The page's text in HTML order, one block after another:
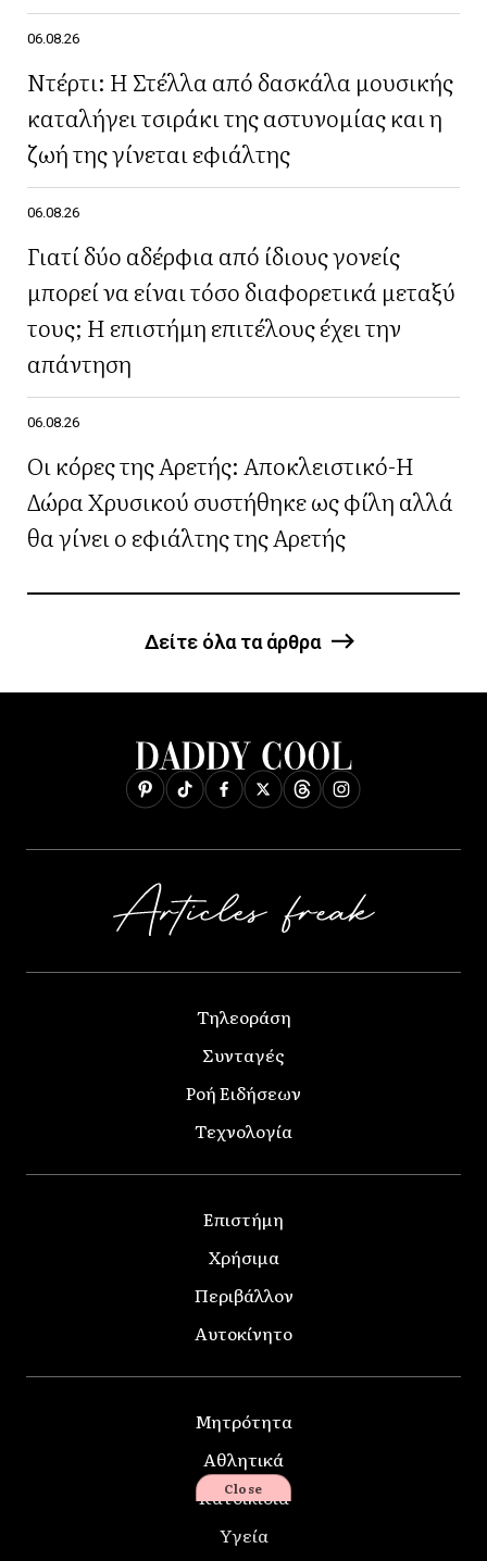
06.08.26
Ντέρτι: Η Στέλλα από δασκάλα μουσικής
καταλήγει τσιράκι της αστυνομίας και η
ζωή της γίνεται εφιάλτης
06.08.26
Γιατί δύο αδέρφια από ίδιους γονείς
μπορεί να είναι τόσο διαφορετικά μεταξύ
τους; Η επιστήμη επιτέλους έχει την
απάντηση
06.08.26
Οι κόρες της Αρετής: Αποκλειστικό-Η
Δώρα Χρυσικού συστήθηκε ως φίλη αλλά
θα γίνει ο εφιάλτης της Αρετής
Δείτε όλα τα άρθρα
Τηλεοράση
Συνταγές
Ροή Ειδήσεων
Τεχνολογία
Επιστήμη
Χρήσιμα
Περιβάλλον
Αυτοκίνητο
Μητρότητα
Αθλητικά
Κατοικίδια
Υγεία
Close